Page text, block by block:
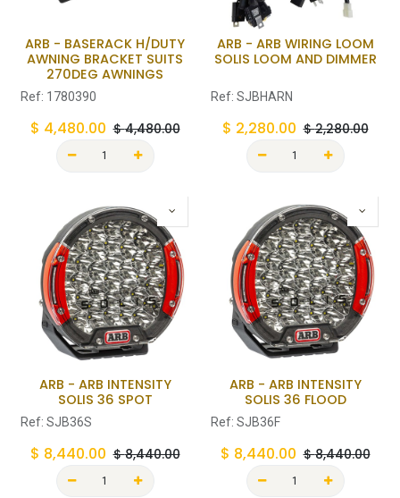
ARB - BASERACK H/DUTY
AWNING BRACKET SUITS
270DEG AWNINGS
Ref: 1780390
$ 4,480.00 $4,480.00
ARB - ARB WIRING LOOM
SOLIS LOOM AND DIMMER
Ref: SJBHARN
$ 2,280.00 $2,280.00
ARB - ARB INTENSITY
SOLIS 36 SPOT
Ref: SJB36S
$ 8,440.00 $8,440.00
ARB - ARB INTENSITY
SOLIS 36 FLOOD
Ref: SJB36F
$ 8,440.00 $8,440.00